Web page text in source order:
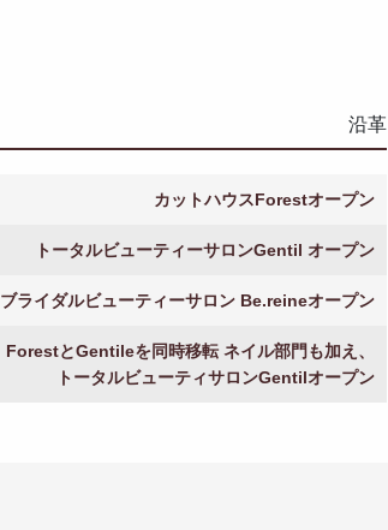
沿革
カットハウスForestオープン
トータルビューティーサロンGentil オープン
ブライダルビューティーサロン Be.reineオープン
ForestとGentileを同時移転 ネイル部門も加え、
トータルビューティサロンGentilオープン